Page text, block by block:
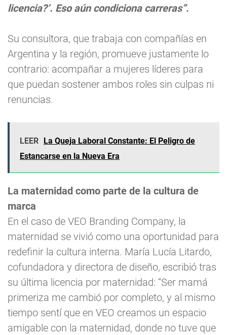
licencia?’. Eso aún condiciona carreras”.
Su consultora, que trabaja con compañías en
Argentina y la región, promueve justamente lo
contrario: acompañar a mujeres líderes para
que puedan sostener ambos roles sin culpas ni
renuncias.
LEER
La Queja Laboral Constante: El Peligro de
Estancarse en la Nueva Era
La maternidad como parte de la cultura de
marca
En el caso de VEO Branding Company, la
maternidad se vivió como una oportunidad para
redefinir la cultura interna. María Lucía Litardo,
cofundadora y directora de diseño, escribió tras
su última licencia por maternidad: “Ser mamá
primeriza me cambió por completo, y al mismo
tiempo sentí que en VEO creamos un espacio
amigable con la maternidad, donde no tuve que